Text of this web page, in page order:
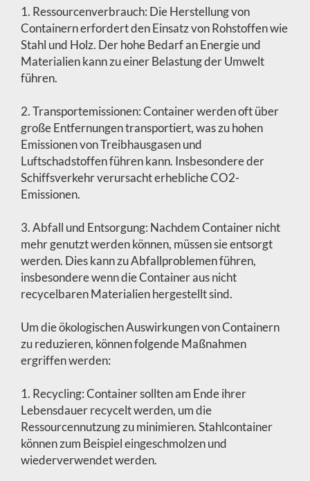
1. Ressourcenverbrauch: Die Herstellung von
Containern erfordert den Einsatz von Rohstoffen wie
Stahl und Holz. Der hohe Bedarf an Energie und
Materialien kann zu einer Belastung der Umwelt
führen.
2. Transportemissionen: Container werden oft über
große Entfernungen transportiert, was zu hohen
Emissionen von Treibhausgasen und
Luftschadstoffen führen kann. Insbesondere der
Schiffsverkehr verursacht erhebliche CO2-
Emissionen.
3. Abfall und Entsorgung: Nachdem Container nicht
mehr genutzt werden können, müssen sie entsorgt
werden. Dies kann zu Abfallproblemen führen,
insbesondere wenn die Container aus nicht
recycelbaren Materialien hergestellt sind.
Um die ökologischen Auswirkungen von Containern
zu reduzieren, können folgende Maßnahmen
ergriffen werden:
1. Recycling: Container sollten am Ende ihrer
Lebensdauer recycelt werden, um die
Ressourcennutzung zu minimieren. Stahlcontainer
können zum Beispiel eingeschmolzen und
wiederverwendet werden.